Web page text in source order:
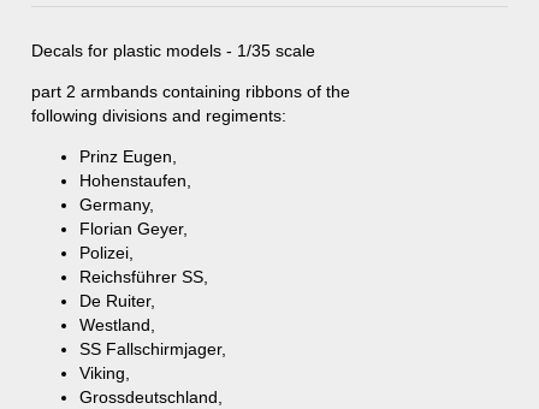
Decals for plastic models - 1/35 scale
part 2 armbands containing ribbons of the
following divisions and regiments:
Prinz Eugen
Hohenstaufen
Germany,
Florian Geyer,
Polizei
Reichsführer SS
De Ruiter,
Westland
SS Fallschirmjager,
Viking,
Grossdeutschland